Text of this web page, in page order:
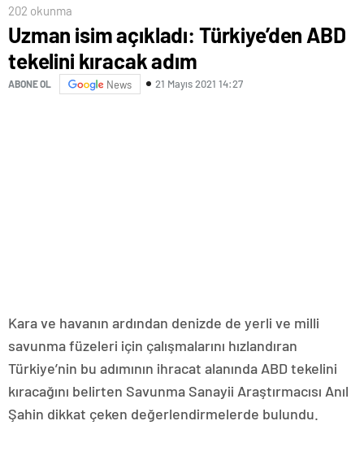
202 okunma
Uzman isim açıkladı: Türkiye’den ABD
tekelini kıracak adım
ABONE OL News 21 Mayıs 2021 14:27
Kara ve havanın ardından denizde de yerli ve milli
savunma füzeleri için çalışmalarını hızlandıran
Türkiye’nin bu adımının ihracat alanında ABD tekelini
kıracağını belirten Savunma Sanayii Araştırmacısı Anıl
Şahin dikkat çeken değerlendirmelerde bulundu.